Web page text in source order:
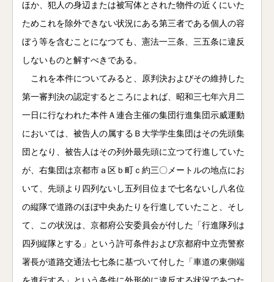
ほか、犯人の身辺または被写体とされた物件の近くにいた
ためこれを除外できない状況にある第三者である個人の容
ぼう等を含むことになつても、憲法一三条、三五条に違反
しないものと解すべきである。
これを本件についてみると、原判決およびその維持した
第一審判決の認定するところによれば、昭和三七年六月二
一日に行なわれた本件Ａ連合主催の集団行進集団示威運動
においては、被告人の属するＢ大学学生集団はその先頭集
団となり、被告人はその列外最先頭に立つて行進していた
が、右集団は京都市ａ区ｂ町ｃ約三〇メートルの地点にお
いて、先頭より四列ないし五列目位まで七名ないし八名位
の縦隊で道路のほぼ中央あたりを行進していたこと、そし
て、この状況は、京都府公安委員会が付した「行進隊列は
四列縦隊とする」という許可条件および京都府中立売警察
署長が道路交通法七七条に基づいて付した「車道の東側端